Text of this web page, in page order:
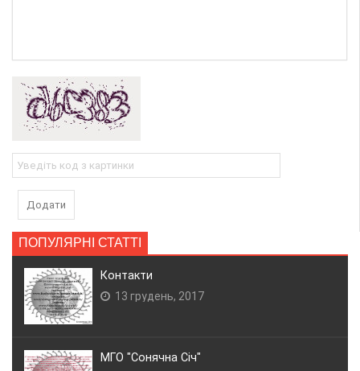
Додати
ПОПУЛЯРНІ СТАТТІ
Контакти
13 грудень, 2017
МГО "Сонячна Січ"